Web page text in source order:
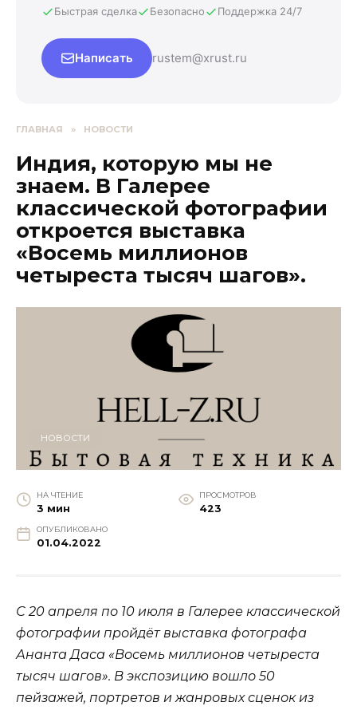
Быстрая сделка Безопасно Поддержка 24/7
Написать rustem@xrust.ru
ГЛАВНАЯ » НОВОСТИ
Индия, которую мы не
знаем. В Галерее
классической фотографии
откроется выставка
«Восемь миллионов
четыреста тысяч шагов».
НОВОСТИ
НА ЧТЕНИЕ
3 мин
ПРОСМОТРОВ
423
ОПУБЛИКОВАНО
01.04.2022
С 20 апреля по 10 июля в Галерее классической
фотографии пройдёт выставка фотографа
Ананта Даса «Восемь миллионов четыреста
тысяч шагов». В экспозицию вошло 50
пейзажей, портретов и жанровых сценок из